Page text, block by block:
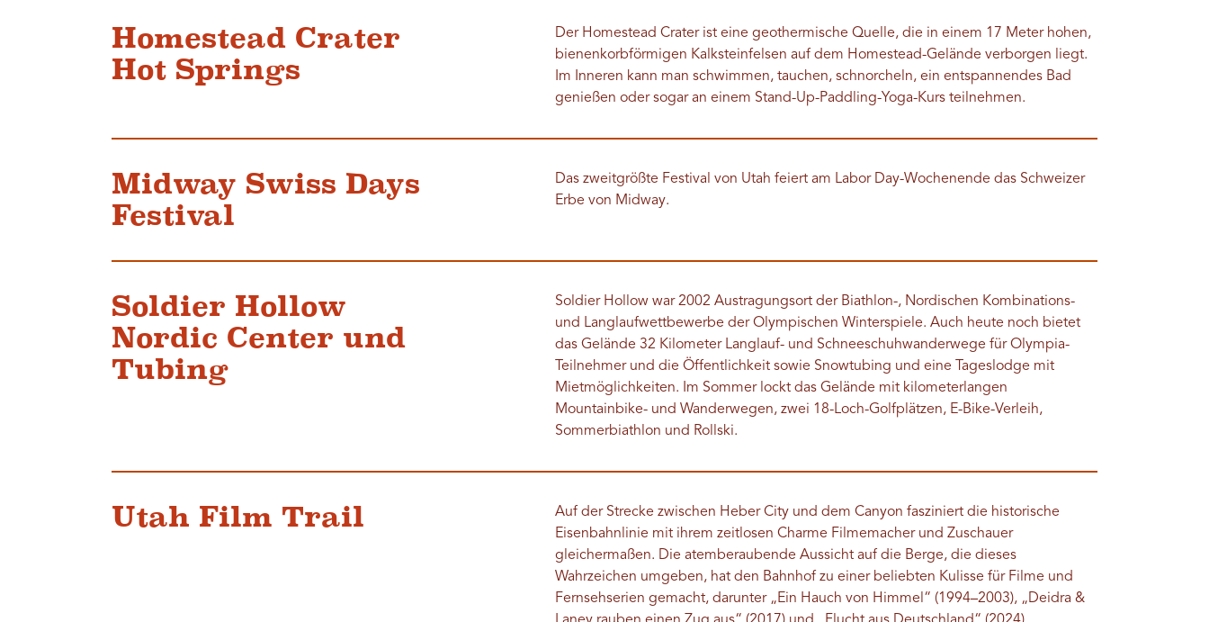
Homestead Crater
Hot Springs
Der Homestead Crater ist eine geothermische Quelle, die in einem 17 Meter hohen,
bienenkorbförmigen Kalksteinfelsen auf dem Homestead-Gelände verborgen liegt.
Im Inneren kann man schwimmen, tauchen, schnorcheln, ein entspannendes Bad
genießen oder sogar an einem Stand-Up-Paddling-Yoga-Kurs teilnehmen.
Midway Swiss Days
Festival
Das zweitgrößte Festival von Utah feiert am Labor Day-Wochenende das Schweizer
Erbe von Midway.
Soldier Hollow
Nordic Center und
Tubing
Soldier Hollow war 2002 Austragungsort der Biathlon-, Nordischen Kombinations-
und Langlaufwettbewerbe der Olympischen Winterspiele. Auch heute noch bietet
das Gelände 32 Kilometer Langlauf- und Schneeschuhwanderwege für Olympia-
Teilnehmer und die Öffentlichkeit sowie Snowtubing und eine Tageslodge mit
Mietmöglichkeiten. Im Sommer lockt das Gelände mit kilometerlangen
Mountainbike- und Wanderwegen, zwei 18-Loch-Golfplätzen, E-Bike-Verleih,
Sommerbiathlon und Rollski.
Utah Film Trail
Auf der Strecke zwischen Heber City und dem Canyon fasziniert die historische
Eisenbahnlinie mit ihrem zeitlosen Charme Filmemacher und Zuschauer
gleichermaßen. Die atemberaubende Aussicht auf die Berge, die dieses
Wahrzeichen umgeben, hat den Bahnhof zu einer beliebten Kulisse für Filme und
Fernsehserien gemacht, darunter „Ein Hauch von Himmel“ (1994–2003), „Deidra &